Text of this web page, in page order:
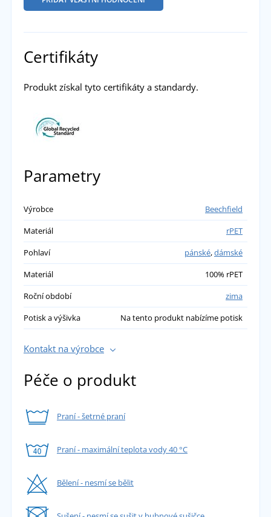
Certifikáty
Produkt získal tyto certifikáty a standardy.
Parametry
Výrobce
Beechfield
Materiál
rPET
Pohlaví
pánské,dámské
Materiál
100% rPET
Roční období
zima
Potisk a výšivka
Na tento produkt nabízíme potisk
Kontakt na výrobce
Péče o produkt
Praní - šetrné praní
Praní - maximální teplota vody 40 °C
Bělení - nesmí se bělit